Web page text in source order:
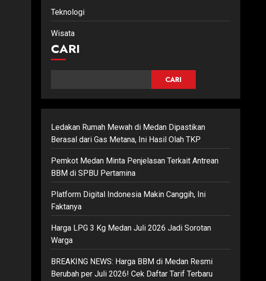
Teknologi
Wisata
CARI
CARI
Ledakan Rumah Mewah di Medan Dipastikan
Berasal dari Gas Metana, Ini Hasil Olah TKP
Pemkot Medan Minta Penjelasan Terkait Antrean
BBM di SPBU Pertamina
Platform Digital Indonesia Makin Canggih, Ini
Faktanya
Harga LPG 3 Kg Medan Juli 2026 Jadi Sorotan
Warga
BREAKING NEWS: Harga BBM di Medan Resmi
Berubah per Juli 2026! Cek Daftar Tarif Terbaru